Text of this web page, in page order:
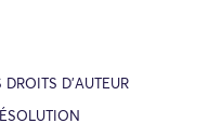
D’AUTEUR